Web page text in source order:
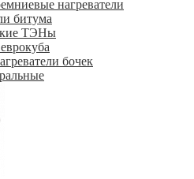
нагреватели
битума
ТЭНы
бочек